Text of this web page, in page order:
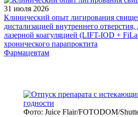
31 июля 2026
Клинический опыт лигирования
дистализацией внутреннего
лазерной коагуляцией (LIFT-IOD +
хронического парапроктита
Фармацевтам
Фото: Juice Flair/FOTODOM/